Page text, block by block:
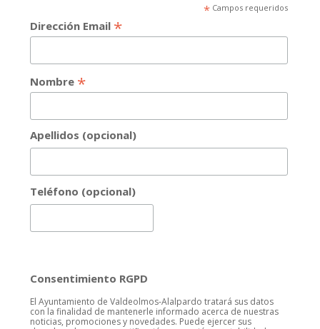
*Campos requeridos
Dirección Email *
Nombre *
Apellidos (opcional)
Teléfono (opcional)
Consentimiento RGPD
El Ayuntamiento de Valdeolmos-Alalpardo tratará sus datos
con la finalidad de mantenerle informado acerca de nuestras
noticias, promociones y novedades. Puede ejercer sus